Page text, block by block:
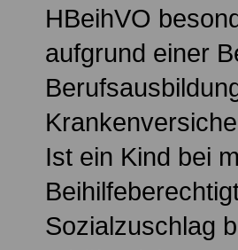
HBeihVO
aufgrund einer
Ist ein Kind bei
Sozialzuschlag